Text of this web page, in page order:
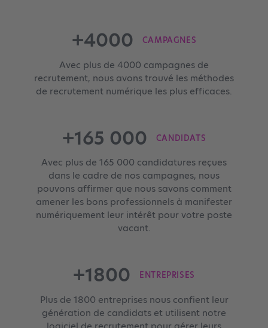
+4000 CAMPAGNES
Avec plus de 4000 campagnes de
recrutement, nous avons trouvé les méthodes
de recrutement numérique les plus efficaces.
+165 000 CANDIDATS
Avec plus de 165 000 candidatures reçues
dans le cadre de nos campagnes, nous
pouvons affirmer que nous savons comment
amener les bons professionnels à manifester
numériquement leur intérêt pour votre poste
vacant.
+1800 ENTREPRISES
Plus de 1800 entreprises nous confient leur
génération de candidats et utilisent notre